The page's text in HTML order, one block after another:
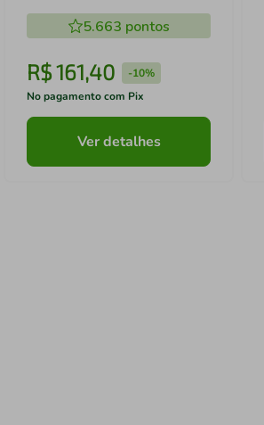
5.663 pontos
R$161,40 -10%
No pagamento com Pix
Ver detalhes